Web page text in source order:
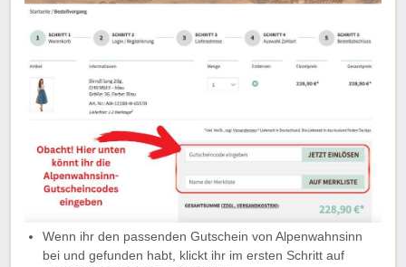
Wenn ihr den passenden Gutschein von Alpenwahnsinn
bei und gefunden habt, klickt ihr im ersten Schritt auf